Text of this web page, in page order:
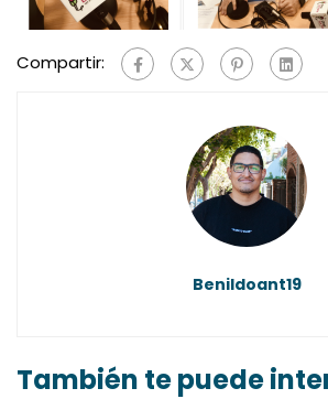
Compartir:
Benildoant19
También te puede